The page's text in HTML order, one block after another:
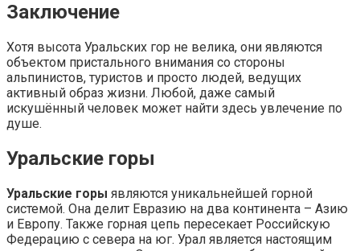
Заключение
Хотя высота Уральских гор не велика, они являются
объектом пристального внимания со стороны
альпинистов, туристов и просто людей, ведущих
активный образ жизни. Любой, даже самый
искушённый человек может найти здесь увлечение по
душе.
Уральские горы
Уральские горы являются уникальнейшей горной
системой. Она делит Евразию на два континента – Азию
и Европу. Также горная цепь пересекает Российскую
Федерацию с севера на юг. Урал является настоящим